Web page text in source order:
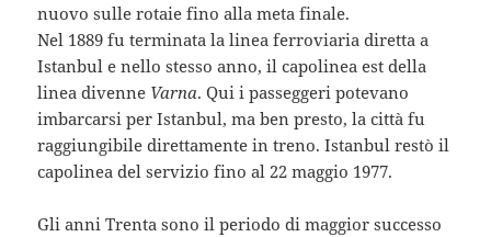
nuovo sulle rotaie fino alla meta finale.
Nel 1889 fu terminata la linea ferroviaria diretta a
Istanbul e nello stesso anno, il capolinea est della
linea divenne Varna. Qui i passeggeri potevano
imbarcarsi per Istanbul, ma ben presto, la città fu
raggiungibile direttamente in treno. Istanbul restò il
capolinea del servizio fino al 22 maggio 1977.
Gli anni Trenta sono il periodo di maggior successo